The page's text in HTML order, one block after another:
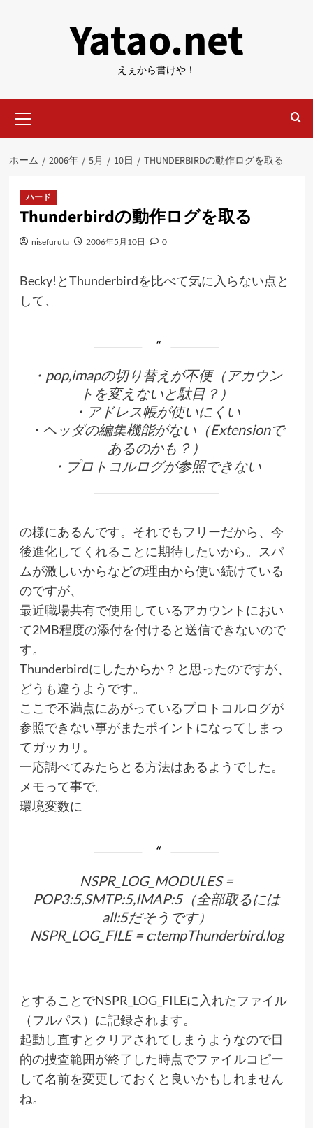
Yatao.net
えぇから書けや！
イ
ン
ニ
ー
ホーム 2006年 5月 10日 THUNDERBIRDの動作ログを取る
ハード
Thunderbirdの動作ログを取る
nisefuruta 2006年5月10日 0
Becky!とThunderbirdを比べて気に入らない点と
して、
・pop,imapの切り替えが不便（アカウン
トを変えないと駄目？）
・アドレス帳が使いにくい
・ヘッダの編集機能がない（Extensionで
あるのかも？）
・プロトコルログが参照できない
の様にあるんです。それでもフリーだから、今
後進化してくれることに期待したいから。スパ
ムが激しいからなどの理由から使い続けている
のですが、
最近職場共有で使用しているアカウントにおい
て2MB程度の添付を付けると送信できないので
す。
Thunderbirdにしたからか？と思ったのですが、
どうも違うようです。
ここで不満点にあがっているプロトコルログが
参照できない事がまたポイントになってしまっ
てガッカリ。
一応調べてみたらとる方法はあるようでした。
メモって事で。
環境変数に
NSPR_LOG_MODULES =
POP3:5,SMTP:5,IMAP:5（全部取るには
all:5だそうです）
NSPR_LOG_FILE = c:tempThunderbird.log
とすることでNSPR_LOG_FILEに入れたファイル
（フルパス）に記録されます。
起動し直すとクリアされてしまうようなので目
的の捜査範囲が終了した時点でファイルコピー
して名前を変更しておくと良いかもしれません
ね。